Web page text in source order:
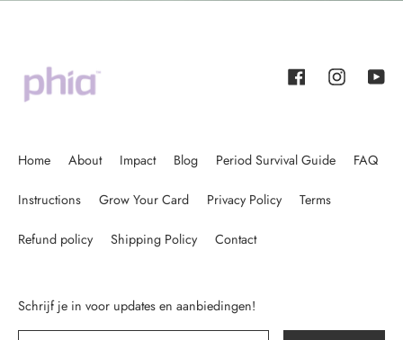
Facebook Instagram
Home About Impact Blog Period Survival Guide FAQ
Instructions Grow Your Card Privacy Policy Terms
Refund policy Shipping Policy Contact
Schrijf je in voor updates en aanbiedingen!